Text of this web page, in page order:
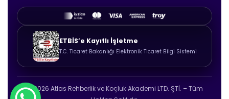
ETBİS’e Kayıtlı İşletme
T.C. Ticaret Bakanlığı Elektronik Ticaret Bilgi Sistemi
© 2026 Atlas Rehberlik ve Koçluk Akademi LTD. ŞTİ. – Tüm